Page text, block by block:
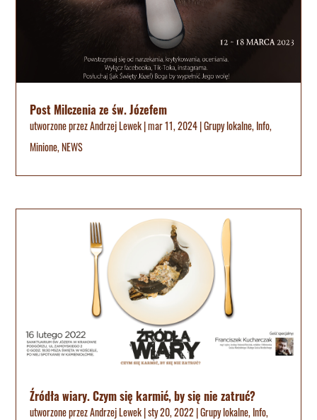
Post Milczenia ze św. Józefem
utworzone przezAndrzej Lewek|mar 11, 2024|Grupy lokalne, Info,
Minione,NEWS
Źródła wiary. Czym się karmić, by się nie zatruć?
utworzone przezAndrzej Lewek|sty 20, 2022|Grupy lokalne, Info,